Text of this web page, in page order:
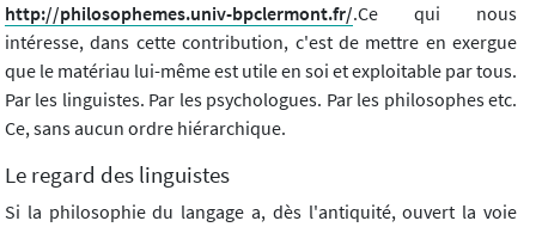
http://philosophemes.univ-bpclermont.fr/.Ce qui nous
intéresse, dans cette contribution, c'est de mettre en exergue
que le matériau lui-même est utile en soi et exploitable par tous.
Par les linguistes. Par les psychologues. Par les philosophes etc.
Ce, sans aucun ordre hiérarchique.
Le regard des linguistes
Si la philosophie du langage a, dès l'antiquité, ouvert la voie